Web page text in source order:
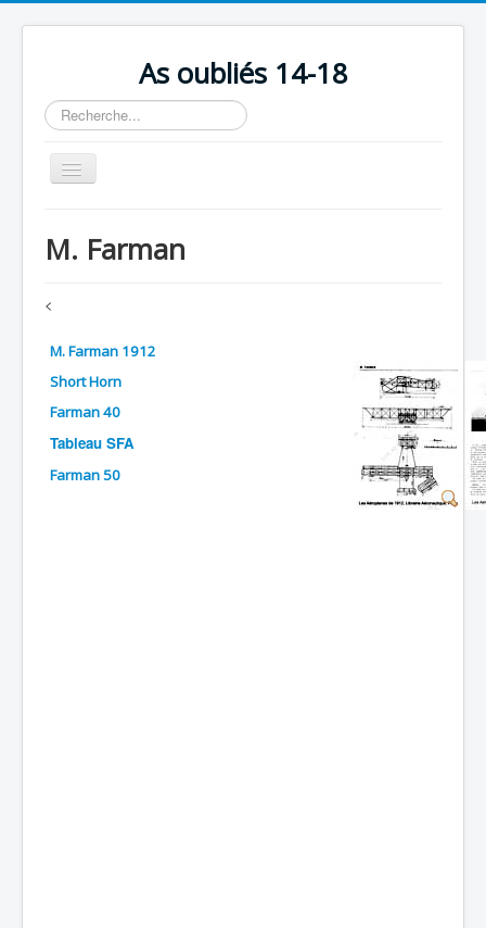
As oubliés 14-18
Rechercher
Basculer
la
Chronologie
Avions
Personnels
Formation
Doctrines
M. Farman
<
M. Farman 1912
Short Horn
Farman 40
Tableau SFA
Farman 50